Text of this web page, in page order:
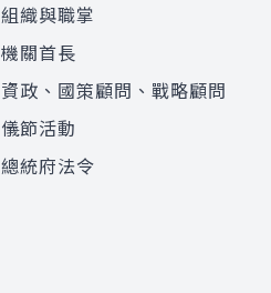
組織與職掌
機關首長
資政、國策顧問、戰略顧問
儀節活動
總統府法令